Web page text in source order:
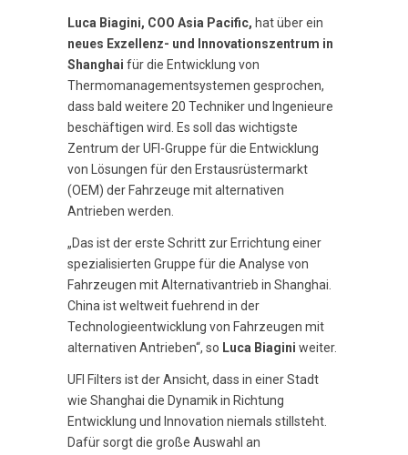
Luca Biagini, COO Asia Pacific, hat über ein
neues Exzellenz- und Innovationszentrum in
Shanghai für die Entwicklung von
Thermomanagementsystemen gesprochen,
dass bald weitere 20 Techniker und Ingenieure
beschäftigen wird. Es soll das wichtigste
Zentrum der UFI-Gruppe für die Entwicklung
von Lösungen für den Erstausrüstermarkt
(OEM) der Fahrzeuge mit alternativen
Antrieben werden.
„Das ist der erste Schritt zur Errichtung einer
spezialisierten Gruppe für die Analyse von
Fahrzeugen mit Alternativantrieb in Shanghai.
China ist weltweit fuehrend in der
Technologieentwicklung von Fahrzeugen mit
alternativen Antrieben“, so Luca Biagini weiter.
UFI Filters ist der Ansicht, dass in einer Stadt
wie Shanghai die Dynamik in Richtung
Entwicklung und Innovation niemals stillsteht.
Dafür sorgt die große Auswahl an